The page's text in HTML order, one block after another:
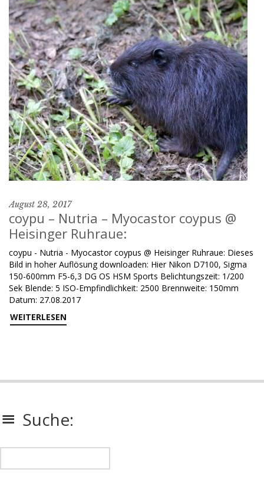
August 28, 2017
coypu – Nutria – Myocastor coypus @
Heisinger Ruhraue:
coypu - Nutria - Myocastor coypus @ Heisinger Ruhraue: Dieses
Bild in hoher Auflösung downloaden: Hier Nikon D7100, Sigma
150-600mm F5-6,3 DG OS HSM Sports Belichtungszeit: 1/200
Sek Blende: 5 ISO-Empfindlichkeit: 2500 Brennweite: 150mm
Datum: 27.08.2017
WEITERLESEN
Suche: